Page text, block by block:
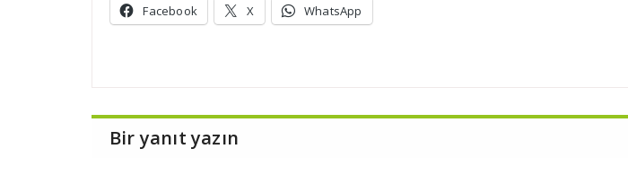
Facebook X WhatsApp
Bir yanıt yazın